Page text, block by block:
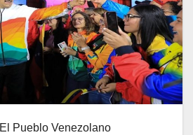
El Pueblo Venezolano